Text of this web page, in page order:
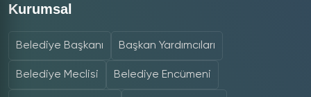
Kurumsal
Belediye Başkanı Başkan Yardımcıları
Belediye Meclisi Belediye Encümeni